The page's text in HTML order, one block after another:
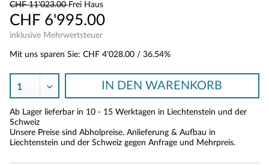
CHF 11'023.00Frei Haus
CHF 6'995.00
inklusive Mehrwertsteuer
Mit uns sparen Sie: CHF 4'028.00 / 36.54%
IN DEN WARENKORB
Ab Lager lieferbar in 10 - 15 Werktagen in Liechtenstein und der
Schweiz
Unsere Preise sind Abholpreise. Anlieferung & Aufbau in
Liechtenstein und der Schweiz gegen Anfrage und Mehrpreis.